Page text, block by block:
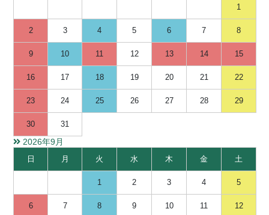
1
2 3 4 5 6 7 8
9 10 11 12 13 14 15
16 17 18 19 20 21 22
23 24 25 26 27 28 29
30 31
2026年9月
日 月 火 水 木 金 土
1 2 3 4 5
6 7 8 9 10 11 12